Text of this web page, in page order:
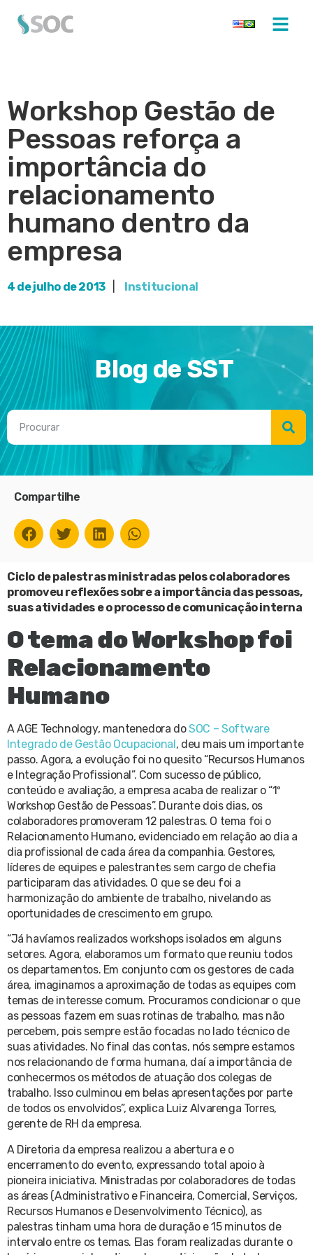
Workshop Gestão de
Pessoas reforça a
importância do
relacionamento
humano dentro da
empresa
4 de julho de 2013 Institucional
Blog de SST
Compartilhe
Ciclo de palestras ministradas pelos colaboradores
promoveu reflexões sobre a importância das pessoas,
suas atividades e o processo de comunicação interna
O tema do Workshop foi
Relacionamento
Humano
A AGE Technology, mantenedora doSOC – Software
Integrado de Gestão Ocupacional, deu mais um importante
passo. Agora, a evolução foi no quesito “Recursos Humanos
e Integração Profissional”. Com sucesso de público,
conteúdo e avaliação, a empresa acaba de realizar o “1º
Workshop Gestão de Pessoas”. Durante dois dias, os
colaboradores promoveram 12 palestras. O tema foi o
Relacionamento Humano, evidenciado em relação ao dia a
dia profissional de cada área da companhia. Gestores,
líderes de equipes e palestrantes sem cargo de chefia
participaram das atividades. O que se deu foi a
harmonização do ambiente de trabalho, nivelando as
oportunidades de crescimento em grupo.
“Já havíamos realizados workshops isolados em alguns
setores. Agora, elaboramos um formato que reuniu todos
os departamentos. Em conjunto com os gestores de cada
área, imaginamos a aproximação de todas as equipes com
temas de interesse comum. Procuramos condicionar o que
as pessoas fazem em suas rotinas de trabalho, mas não
percebem, pois sempre estão focadas no lado técnico de
suas atividades. No final das contas, nós sempre estamos
nos relacionando de forma humana, daí a importância de
conhecermos os métodos de atuação dos colegas de
trabalho. Isso culminou em belas apresentações por parte
de todos os envolvidos”, explica Luiz Alvarenga Torres,
gerente de RH da empresa.
A Diretoria da empresa realizou a abertura e o
encerramento do evento, expressando total apoio à
pioneira iniciativa. Ministradas por colaboradores de todas
as áreas (Administrativo e Financeira, Comercial, Serviços,
Recursos Humanos e Desenvolvimento Técnico), as
palestras tinham uma hora de duração e 15 minutos de
intervalo entre os temas. Elas foram realizadas durante o